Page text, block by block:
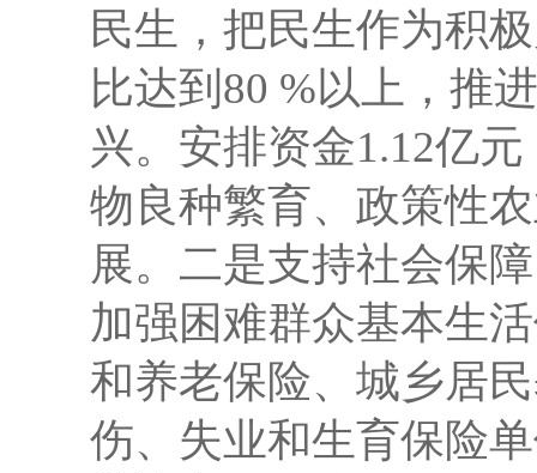
民生，把民生作为积
比达到 80 %以上，推
兴。 安排资金1.12亿
物良种繁育、政策性
展。 二是支持社会保
加强困难群众基本生
和养老保险、城乡居
伤、失业和生育保险